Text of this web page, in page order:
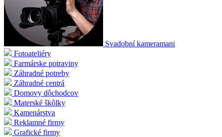
Svadobní kameramani
Fotoateliéry
Farmárske potraviny
Záhradné potreby
Záhradné centrá
Domovy dôchodcov
Materské škôlky
Kamenárstva
Reklamné firmy
Grafické firmy